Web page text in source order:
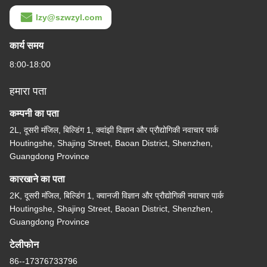
lzy@szwzyl.com
कार्य समय
8:00-18:00
हमारा पता
कम्पनी का पता
2L, दूसरी मंजिल, बिल्डिंग 1, क्वांझी विज्ञान और प्रौद्योगिकी नवाचार पार्क
Houtingshe, Shajing Street, Baoan District, Shenzhen,
Guangdong Province
कारखाने का पता
2K, दूसरी मंजिल, बिल्डिंग 1, क्वानजी विज्ञान और प्रौद्योगिकी नवाचार पार्क
Houtingshe, Shajing Street, Baoan District, Shenzhen,
Guangdong Province
टेलीफोन
86--17376733796